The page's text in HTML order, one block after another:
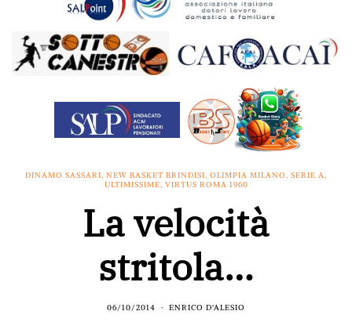
DINAMO SASSARI, NEW BASKET BRINDISI, OLIMPIA MILANO, SERIE A,
ULTIMISSIME, VIRTUS ROMA 1960
La velocità
stritola…
06/10/2014 ENRICO D'ALESIO